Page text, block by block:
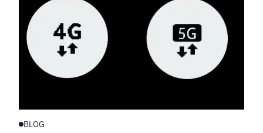
BLOG